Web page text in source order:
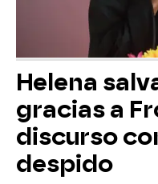
Helena
gracias a
discurso
despido